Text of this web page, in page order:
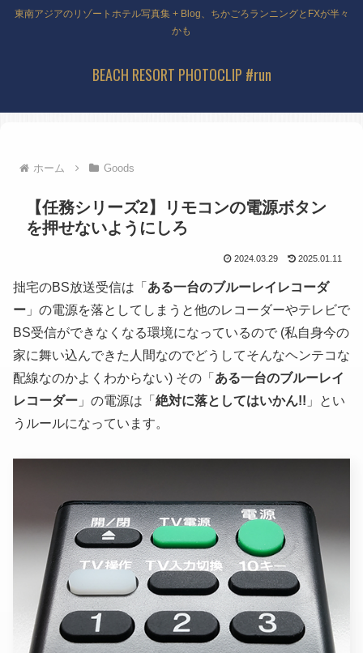
東南アジアのリゾートホテル写真集 + Blog、ちかごろランニングとFXが半々
かも
BEACH RESORT PHOTOCLIP #run
ホーム Goods
【任務シリーズ2】リモコンの電源ボタン
を押せないようにしろ
2024.03.29 2025.01.11
拙宅のBS放送受信は「 ある一台のブルーレイレコーダ
ー 」の電源を落としてしまうと他のレコーダーやテレビで
BS受信ができなくなる環境になっているので (私自身今の
家に舞い込んできた人間なのでどうしてそんなヘンテコな
配線なのかよくわからない) その「 ある一台のブルーレイ
レコーダー 」の電源は「 絶対に落としてはいかん!! 」とい
うルールになっています。